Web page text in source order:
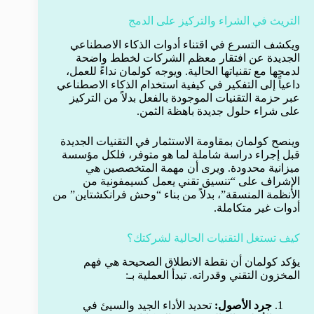
التريث في الشراء والتركيز على الدمج
ويكشف التسرع في اقتناء أدوات الذكاء الاصطناعي
الجديدة عن افتقار معظم الشركات لخطط واضحة
لدمجها مع تقنياتها الحالية. ويوجه كولمان نداءً للعمل،
داعياً إلى التفكير في كيفية استخدام الذكاء الاصطناعي
عبر حزمة التقنيات الموجودة بالفعل بدلاً من التركيز
على شراء حلول جديدة باهظة الثمن.
وينصح كولمان بمقاومة الاستثمار في التقنيات الجديدة
قبل إجراء دراسة شاملة لما هو متوفر، فلكل مؤسسة
ميزانية محدودة. ويرى أن مهمة المتخصصين هي
الإشراف على “تنسيق تقني يعمل كسيمفونية من
الأنظمة المنسقة”، بدلاً من بناء “وحش فرانكشتاين” من
أدوات غير متكاملة.
كيف تستغل التقنيات الحالية لشركتك؟
يؤكد كولمان أن نقطة الانطلاق الصحيحة هي فهم
المخزون التقني وقدراته. تبدأ العملية بـ:
جرد الأصول: تحديد الأداء الجيد والسيئ في